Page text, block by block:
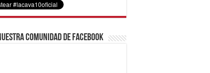
comunidad de Facebook